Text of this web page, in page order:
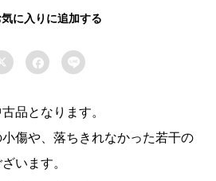
気に入りに追加する
 
品となります。
傷や、落ちきれなかった若干の
います。